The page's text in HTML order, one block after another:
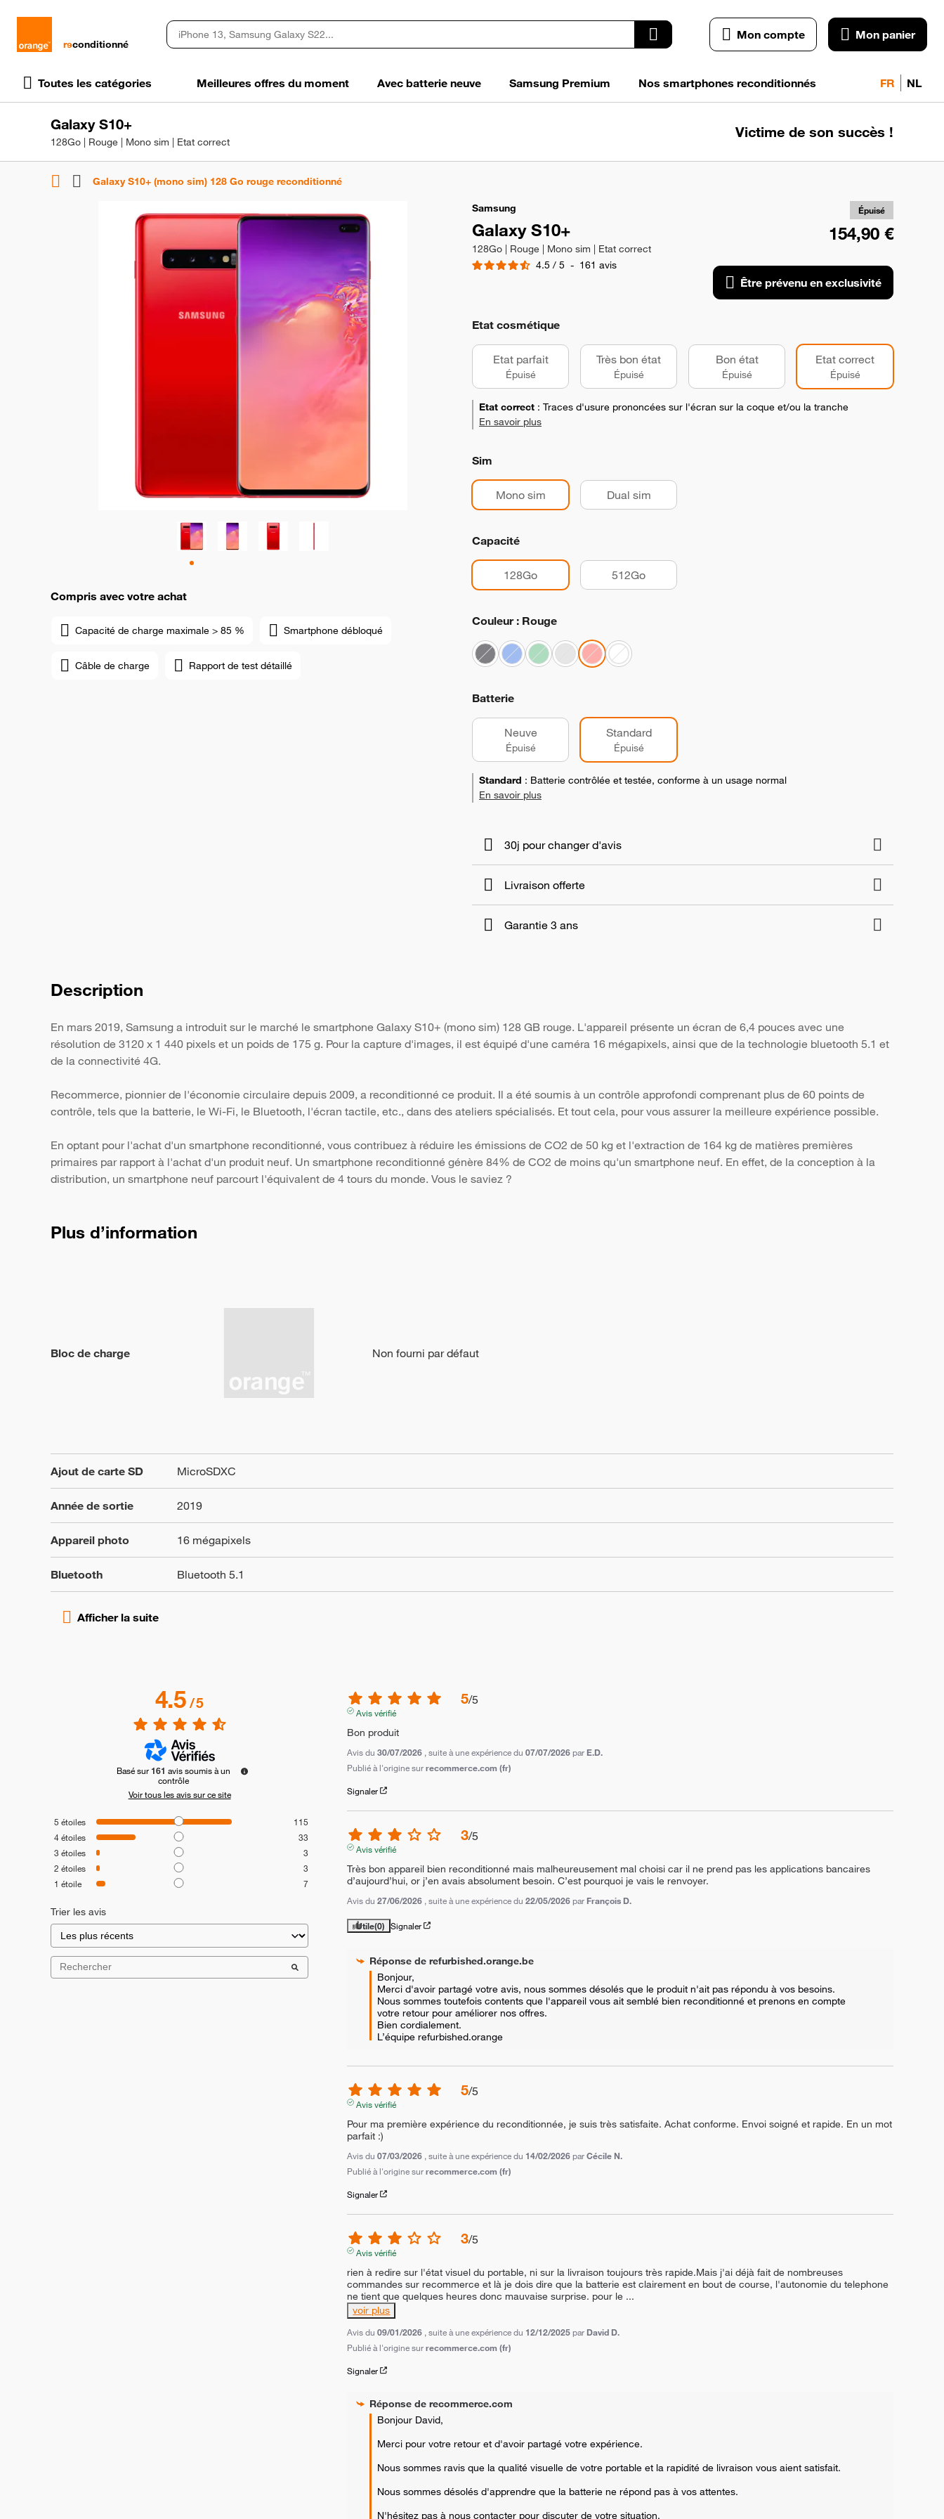
rɘconditionné
Mon compte Mon panier
Toutes les catégories Meilleures offres du moment Avec batterie neuve Samsung Premium Nos smartphones reconditionnés FR NL
Galaxy S10+
128Go | Rouge | Mono sim | Etat correct
Victime de son succès !
Galaxy S10+ (mono sim) 128 Go rouge reconditionné
Samsung
Galaxy S10+
128Go | Rouge | Mono sim | Etat correct
4.5 / 5 - 161 avis
Épuisé
Compris avec votre achat
Capacité de charge maximale > 85 % Smartphone débloqué
Câble de charge Rapport de test détaillé
154,90 €
Être prévenu en exclusivité
Etat cosmétique
Etat parfait
Épuisé
Très bon état
Épuisé
Bon état
Épuisé
Etat correct
Épuisé
Etat correct : Traces d'usure prononcées sur l'écran sur la coque et/ou la tranche
En savoir plus
Sim
Mono sim Dual sim
Capacité
128Go 512Go
Couleur : Rouge
Batterie
Neuve
Épuisé
Standard
Épuisé
Standard : Batterie contrôlée et testée, conforme à un usage normal
En savoir plus
30j pour changer d'avis
Livraison offerte
Garantie 3 ans
Description
En mars 2019, Samsung a introduit sur le marché le smartphone Galaxy S10+ (mono sim) 128 GB rouge. L'appareil présente un écran de 6,4 pouces avec une
résolution de 3120 x 1 440 pixels et un poids de 175 g. Pour la capture d'images, il est équipé d'une caméra 16 mégapixels, ainsi que de la technologie bluetooth 5.1 et
de la connectivité 4G.
Recommerce, pionnier de l'économie circulaire depuis 2009, a reconditionné ce produit. Il a été soumis à un contrôle approfondi comprenant plus de 60 points de
contrôle, tels que la batterie, le Wi-Fi, le Bluetooth, l'écran tactile, etc., dans des ateliers spécialisés. Et tout cela, pour vous assurer la meilleure expérience possible.
En optant pour l'achat d'un smartphone reconditionné, vous contribuez à réduire les émissions de CO2 de 50 kg et l'extraction de 164 kg de matières premières
primaires par rapport à l'achat d'un produit neuf. Un smartphone reconditionné génère 84% de CO2 de moins qu'un smartphone neuf. En effet, de la conception à la
distribution, un smartphone neuf parcourt l'équivalent de 4 tours du monde. Vous le saviez ?
Plus d’information
Bloc de charge Non fourni par défaut
Ajout de carte SD MicroSDXC
Année de sortie 2019
Appareil photo 16 mégapixels
Bluetooth Bluetooth 5.1
4.5/5
Basé sur 161 avis soumis à un
contrôle
Voir tous les avis sur ce site
5 étoiles
115
4étoiles
33
3 étoiles
3
2 étoiles
3
1 étoile 7
Trier les avis
5/5
Avis vérifié
Bon produit
Avis du30/07/2026 , suite à une expérience du07/07/2026 par E.D.
Publié à l'origine surrecommerce.com (fr)
Signaler
3/5
Avis vérifié
Très bon appareil bien reconditionné mais malheureusement mal choisi car il ne prend pas les applications bancaires
d’aujourd’hui, or j’en avais absolument besoin. C’est pourquoi je vais le renvoyer.
Avis du27/06/2026 , suite à une expérience du22/05/2026 par François D.
Utile(0) Signaler
Réponse derefurbished.orange.be
Bonjour,
Merci d'avoir partagé votre avis, nous sommes désolés que le produit n'ait pas répondu à vos besoins.
Nous sommes toutefois contents que l'appareil vous ait semblé bien reconditionné et prenons en compte
votre retour pour améliorer nos offres.
Bien cordialement.
L’équipe refurbished.orange
5/5
Avis vérifié
Pour ma première expérience du reconditionnée, je suis très satisfaite. Achat conforme. Envoi soigné et rapide. En un mot
parfait :)
Avis du07/03/2026 , suite à une expérience du 14/02/2026 parCécile N.
Publié à l'origine surrecommerce.com (fr)
Signaler
3/5
Avis vérifié
rien à redire sur l'état visuel du portable, ni sur la livraison toujours très rapide.Mais j'ai déjà fait de nombreuses
commandes sur recommerce et là je dois dire que la batterie est clairement en bout de course, l'autonomie du telephone
ne tient que quelques heures donc mauvaise surprise. pour le ...
voir plus
Avis du09/01/2026 , suite à une expérience du 12/12/2025 par David D.
Publié à l'origine surrecommerce.com (fr)
Signaler
Réponse derecommerce.com
Bonjour David,
Merci pour votre retour et d'avoir partagé votre expérience.
Nous sommes ravis que la qualité visuelle de votre portable et la rapidité de livraison vous aient satisfait.
Nous sommes désolés d'apprendre que la batterie ne répond pas à vos attentes.
N'hésitez pas à nous contacter pour discuter de votre situation.